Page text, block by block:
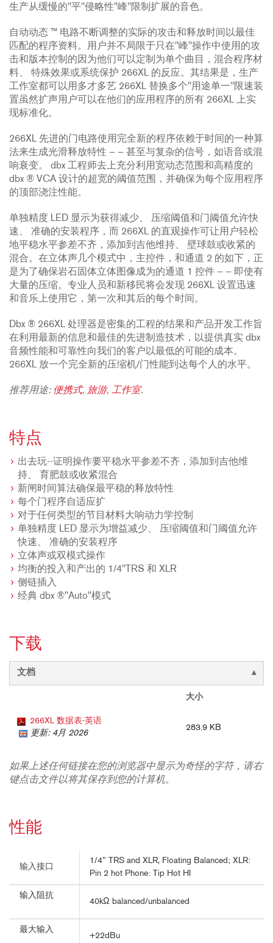
生产从缓慢的"平"侵略性"峰"限制扩展的音色。
自动动态 ™ 电路不断调整的实际的攻击和释放时间以最佳
匹配的程序资料。用户并不局限于只在"峰"操作中使用的攻
击和版本控制的因为他们可以定制为单个曲目，混合程序材
料、 特殊效果或系统保护 266XL 的反应。其结果是，生产
工作室都可以用多才多艺 266XL 替换多个"用途单一"限速装
置虽然扩声用户可以在他们的应用程序的所有 266XL 上实
现标准化。
266XL 先进的门电路使用完全新的程序依赖于时间的一种算
法来生成光滑释放特性 — — 甚至与复杂的信号，如语音或混
响衰变。 dbx 工程师去上充分利用宽动态范围和高精度的
dbx ® VCA 设计的超宽的阈值范围，并确保为每个应用程序
的顶部浇注性能。
单独精度 LED 显示为获得减少、 压缩阈值和门阈值允许快
速、 准确的安装程序，而 266XL 的直观操作可让用户轻松
地平稳水平参差不齐，添加到吉他维持、 壁球鼓或收紧的
混合。在立体声几个模式中，主控件，和通道 2 的如下，正
是为了确保岩石固体立体图像成为的通道 1 控件 — — 即使有
大量的压缩。专业人员和新移民将会发现 266XL 设置迅速
和音乐上使用它，第一次和其后的每个时间。
Dbx ® 266XL 处理器是密集的工程的结果和产品开发工作旨
在利用最新的信息和最佳的先进制造技术，以提供真实 dbx
音频性能和可靠性向我们的客户以最低的可能的成本。
266XL 放一个完全新的压缩机/门性能到达每个人的水平。
推荐用途: 便携式, 旅游, 工作室.
特点
出去玩--证明操作要平稳水平参差不齐，添加到吉他维
持、 育肥鼓或收紧混合
新闸时间算法确保最平稳的释放特性
每个门程序自适应扩
对于任何类型的节目材料大响动力学控制
单独精度 LED 显示为增益减少、 压缩阈值和门阈值允许
快速、 准确的安装程序
立体声或双模式操作
均衡的投入和产出的 1/4"TRS 和 XLR
侧链插入
经典 dbx ®"Auto"模式
下载
文档
大小
266XL 数据表-英语
更新: 4月 2026
283.9 KB
如果上述任何链接在您的浏览器中显示为奇怪的字符，请右
键点击文件以将其保存到您的计算机。
性能
输入接口
1/4" TRS and XLR, Floating Balanced; XLR:
Pin 2 hot Phone: Tip Hot HI
输入阻抗
40kΩ balanced/unbalanced
最大输入
+22dBu